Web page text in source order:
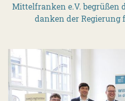
Mittelfranken e.V. begrüßen
danken der Regierung